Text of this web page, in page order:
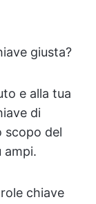
giusta?
e alla tua
di
scopo del
ampi.
chiave